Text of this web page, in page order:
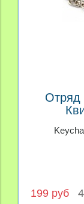
Отряд
199 руб